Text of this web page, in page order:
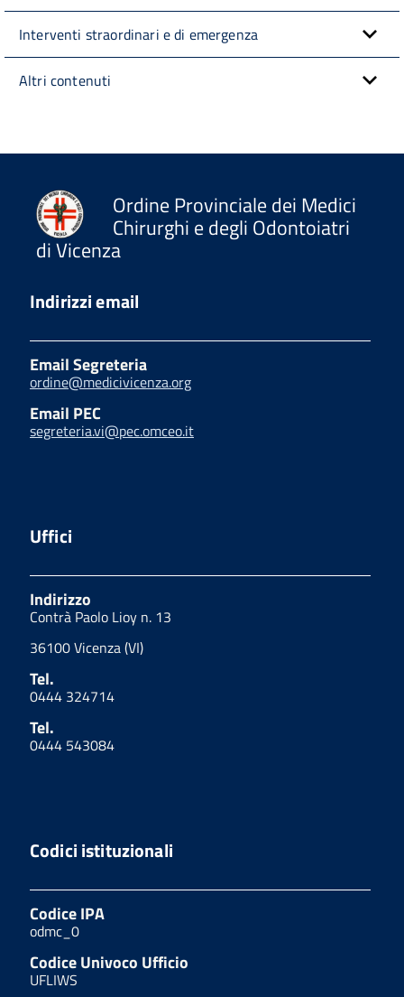
Interventi straordinari e di emergenza
Altri contenuti
Ordine Provinciale dei Medici
Chirurghi e degli Odontoiatri
di Vicenza
Indirizzi email
Email Segreteria
ordine@medicivicenza.org
Email PEC
segreteria.vi@pec.omceo.it
Uffici
Indirizzo
Contrà Paolo Lioy n. 13
36100 Vicenza (VI)
Tel.
0444 324714
Tel.
0444 543084
Codici istituzionali
Codice IPA
odmc_0
Codice Univoco Ufficio
UFLIWS